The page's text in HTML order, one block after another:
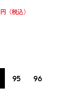
円
95 96